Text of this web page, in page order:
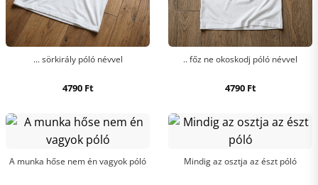
... sörkirály póló névvel
4790 Ft
.. főz ne okoskodj póló névvel
4790 Ft
A munka hőse nem én vagyok póló Mindig az osztja az észt póló